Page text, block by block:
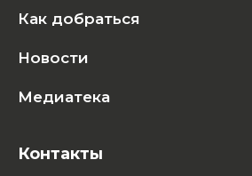
Как добраться
Новости
Медиатека
Контакты